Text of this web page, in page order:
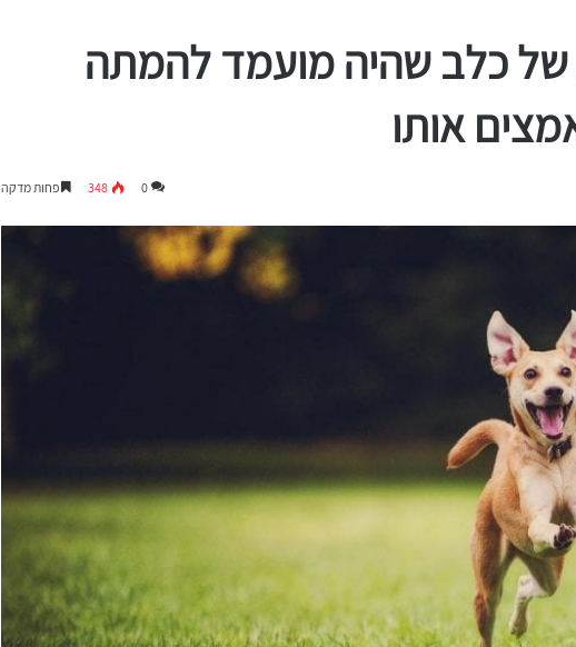
של כלב שהיה מועמד להמתה
אותו
0
348 פחות מדקה